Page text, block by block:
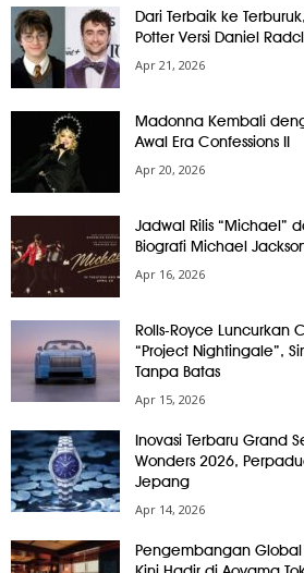
Dari Terbaik ke
Potter Versi Daniel
Apr 21, 2026
Madonna Kembali
Awal Era Confessions II
Apr 20, 2026
Jadwal Rilis “Michael”
Biografi Michael
Apr 16, 2026
Rolls-Royce Luncurkan
“Project Nightingale”,
Tanpa Batas
Apr 15, 2026
Inovasi Terbaru Grand
Wonders 2026,
Jepang
Apr 14, 2026
Pengembangan Global